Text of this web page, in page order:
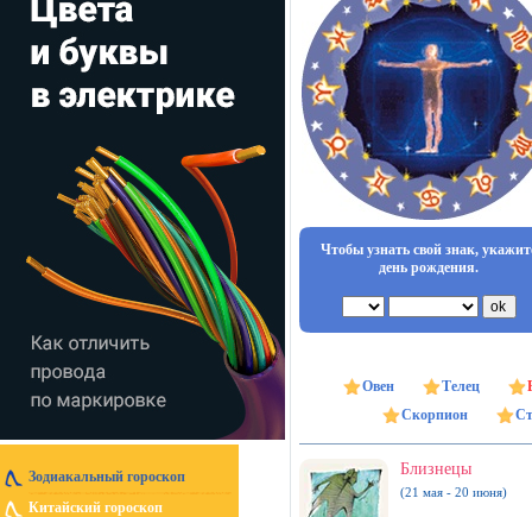
Зодиакальный гороскоп
Китайский гороскоп
Чтобы узнать свой знак,
день рождения.
Овен Телец
Скорпион
Близнецы
(21 мая - 20 июня)